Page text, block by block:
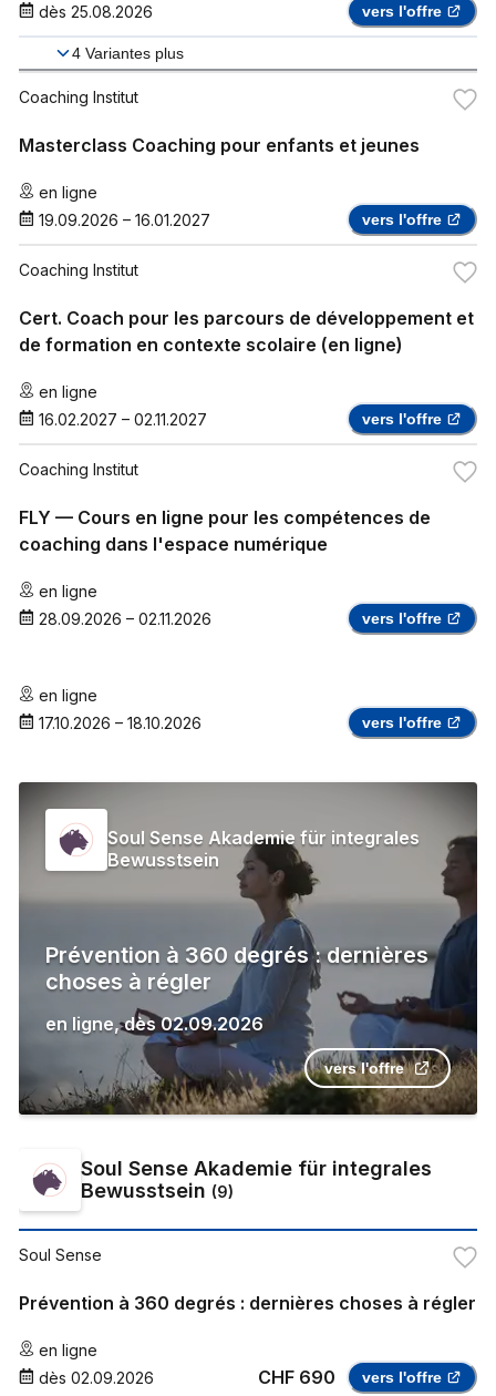
dès 25.08.2026 vers l'offre
4 Variantes plus
Coaching Institut
Masterclass Coaching pour enfants et jeunes
en ligne
19.09.2026 – 16.01.2027 vers l'offre
Coaching Institut
Cert. Coach pour les parcours de développement et
de formation en contexte scolaire (en ligne)
en ligne
16.02.2027 – 02.11.2027 vers l'offre
Coaching Institut
FLY — Cours en ligne pour les compétences de
coaching dans l'espace numérique
en ligne
28.09.2026 – 02.11.2026 vers l'offre
en ligne
17.10.2026 – 18.10.2026 vers l'offre
Soul Sense Akademie für integrales
Bewusstsein
Prévention à 360 degrés : dernières
choses à régler
en ligne,dès 02.09.2026
vers l'offre
Soul Sense Akademie für integrales
Bewusstsein (9)
Soul Sense
Prévention à 360 degrés : dernières choses à régler
en ligne
dès 02.09.2026 CHF 690 vers l'offre